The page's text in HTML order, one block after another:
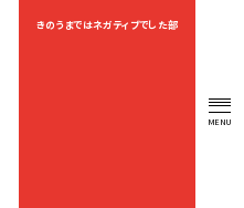
きのうまではネガティブでした部
MENU